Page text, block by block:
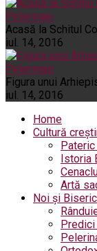
Pelerinaje
Acasă la Schitul
iul. 14, 2016
Pelerinaje
Figura unui
iul. 14, 2016
Home
Cultură
Istoria
Artă
Noi și